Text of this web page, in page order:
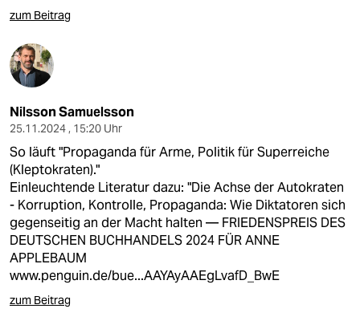
zum Beitrag
Nilsson Samuelsson
25.11.2024 , 15:20 Uhr
So läuft "Propaganda für Arme, Politik für Superreiche
(Kleptokraten)."
Einleuchtende Literatur dazu: "Die Achse der Autokraten
- Korruption, Kontrolle, Propaganda: Wie Diktatoren sich
gegenseitig an der Macht halten — FRIEDENSPREIS DES
DEUTSCHEN BUCHHANDELS 2024 FÜR ANNE
APPLEBAUM
www.penguin.de/bue...AAYAyAAEgLvafD_BwE
zum Beitrag